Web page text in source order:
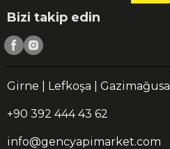
Bizi takip edin
Girne | Lefkoşa | Gazimağusa
+90 392 444 43 62
info@gencyapimarket.com